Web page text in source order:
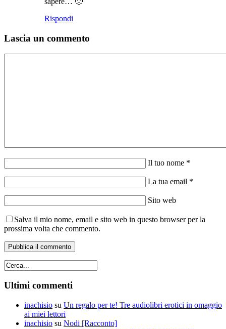
Rispondi
Lascia un commento
Il tuo nome *
La tua email *
Sito web
Salva il mio nome, email e sito web in questo browser per la
prossima volta che commento.
Ultimi commenti
inachisio su Un regalo per te! Tre audiolibri erotici in omaggio
ai miei lettori
inachisio su Nodi [Racconto]